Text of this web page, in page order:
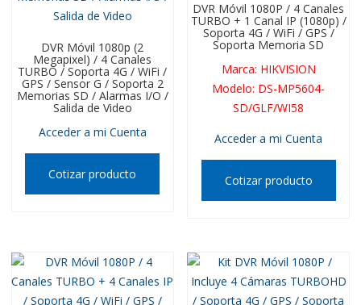
DVR Móvil 1080p (2
Megapixel) / 4 Canales
TURBO / Soporta 4G / WiFi /
GPS / Sensor G / Soporta 2
Memorias SD / Alarmas I/O /
Salida de Video
Acceder a mi Cuenta
Cotizar producto
DVR Móvil 1080P / 4 Canales
TURBO + 1 Canal IP (1080p) /
Soporta 4G / WiFi / GPS /
Soporta Memoria SD
Marca: HIKVISION
Modelo: DS-MP5604-
SD/GLF/WI58
Acceder a mi Cuenta
Cotizar producto